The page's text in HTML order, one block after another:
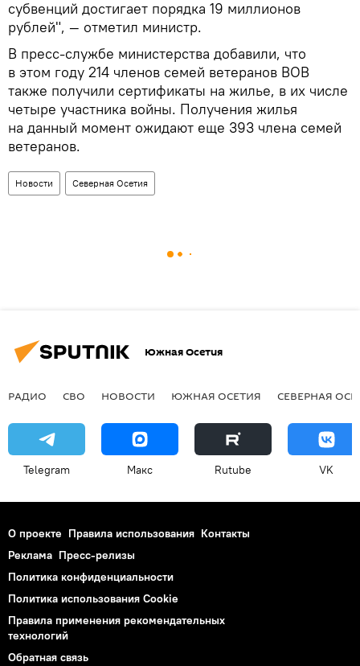
субвенций достигает порядка 19 миллионов
рублей", — отметил министр.
В пресс-службе министерства добавили, что
в этом году 214 членов семей ветеранов ВОВ
также получили сертификаты на жилье, в их числе
четыре участника войны. Получения жилья
на данный момент ожидают еще 393 члена семей
ветеранов.
Новости Северная Осетия
Южная Осетия
РАДИО СВО НОВОСТИ ЮЖНАЯ ОСЕТИЯ СЕВЕРНАЯ
Telegram Макс Rutube VK
О проекте Правила использования Контакты
Реклама Пресс-релизы
Политика конфиденциальности
Политика использования Cookie
Правила применения рекомендательных
технологий
Обратная связь